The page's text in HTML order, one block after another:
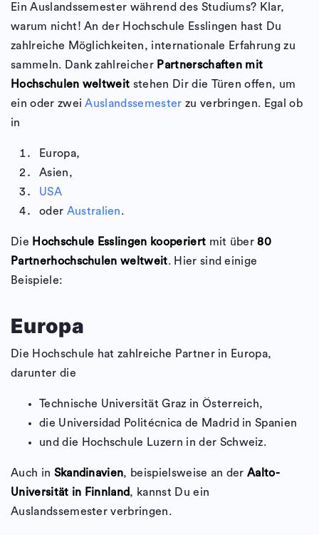
Ein Auslandssemester während des Studiums? Klar,
warum nicht! An der Hochschule Esslingen hast Du
zahlreiche Möglichkeiten, internationale Erfahrung zu
sammeln. Dank zahlreicher Partnerschaften mit
Hochschulen weltweit stehen Dir die Türen offen, um
ein oder zweiAuslandssemester zu verbringen. Egal ob
in
Europa,
Asien,
USA
oder Australien.
Die Hochschule Esslingen kooperiert mit über80
Partnerhochschulen weltweit. Hier sind einige
Beispiele:
Europa
Die Hochschule hat zahlreiche Partner in Europa,
darunter die
Technische Universität Graz in Österreich,
die Universidad Politécnica de Madrid in Spanien
und die Hochschule Luzern in der Schweiz.
Auch in Skandinavien, beispielsweise an derAalto-
Universität in Finnland, kannst Du ein
Auslandssemester verbringen.